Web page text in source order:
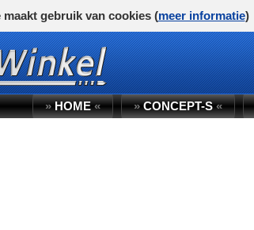
»HOME« »CONCEPT-S«
maakt gebruik van cookies (meer informatie)